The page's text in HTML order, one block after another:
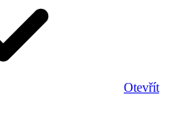
Otevřít